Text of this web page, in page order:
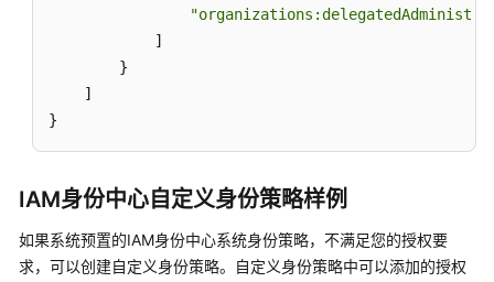
身
心
创
建
IAM
]
}
]
}
IAM身份中心自定义身份策略样例
如果系统预置的IAM身份中心系统身份策略，不满足您的授权要
求，可以创建自定义身份策略。自定义身份策略中可以添加的授权